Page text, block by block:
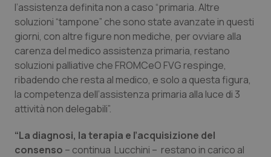
Marche
Molise
Piemonte
Provincia Autonoma di Bolzano
Provincia Autonoma di Trento
Donna & Salute
Epatiti
HIV
Infezioni & Febbre
Ipertensione & Scompenso
l’assistenza definita non a caso “primaria. Altre
soluzioni “tampone” che sono state avanzate in questi
giorni, con altre figure non mediche, per ovviare alla
carenza del medico assistenza primaria, restano
soluzioni palliative che FROMCeO FVG respinge,
ribadendo che resta al medico, e solo a questa figura,
la competenza dell’assistenza primaria alla luce di 3
attività non delegabili”.
“La diagnosi, la terapia e l’acquisizione del
consenso – continua Lucchini – restano in carico al